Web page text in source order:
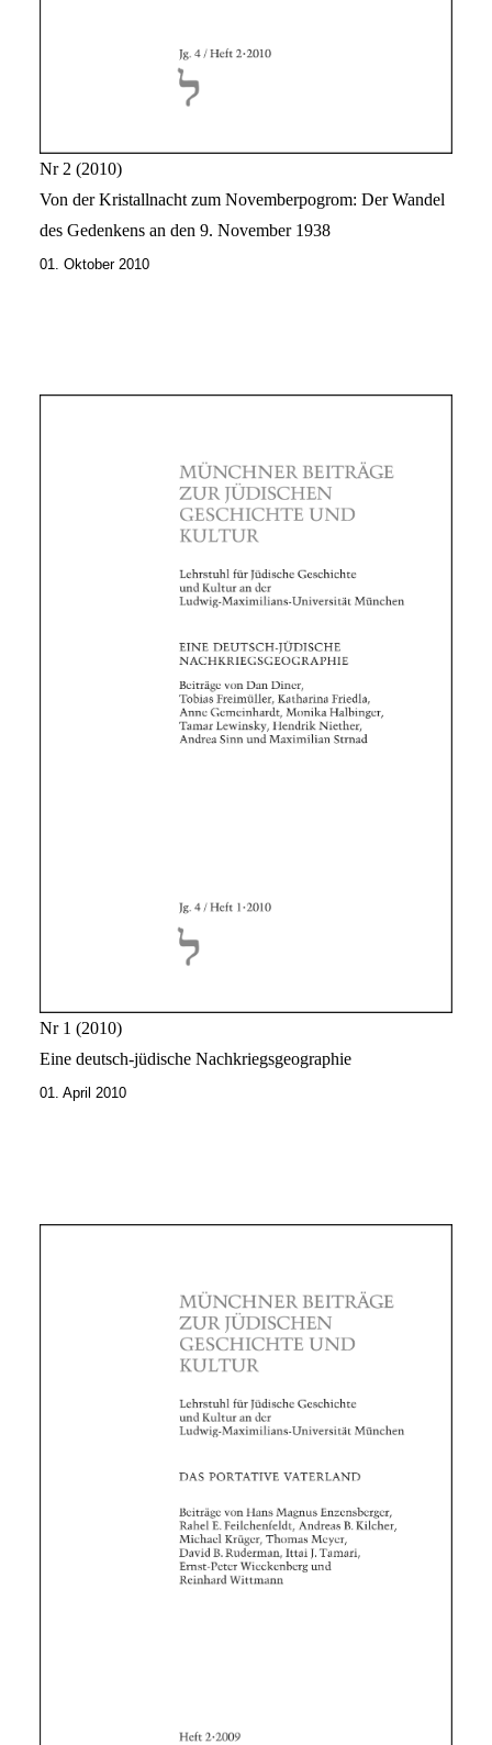
Nr 2 2010
Von der Kristallnacht zum Novemberpogrom: Der Wandel
des Gedenkens an den 9. November 1938
01. Oktober 2010
Nr 1 2010
Eine deutsch-jüdische Nachkriegsgeographie
01. April 2010